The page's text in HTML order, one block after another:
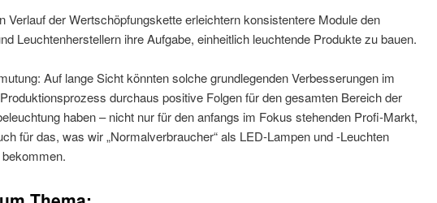
Verlauf der Wertschöpfungskette erleichtern konsistentere Module den
Leuchtenherstellern ihre Aufgabe, einheitlich leuchtende Produkte zu bauen.
Auf lange Sicht könnten solche grundlegenden Verbesserungen im
durchaus positive Folgen für den gesamten Bereich der
haben – nicht nur für den anfangs im Fokus stehenden Profi-Markt,
für das, was wir „Normalverbraucher“ als LED-Lampen und -Leuchten